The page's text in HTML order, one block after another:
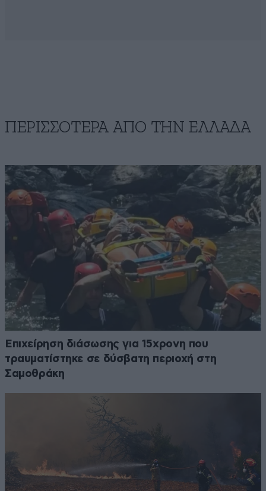
ΠΕΡΙΣΣΟΤΕΡΑ ΑΠΟ ΤΗΝ ΕΛΛΑΔΑ
Επιχείρηση διάσωσης για 15χρονη που
τραυματίστηκε σε δύσβατη περιοχή στη
Σαμοθράκη